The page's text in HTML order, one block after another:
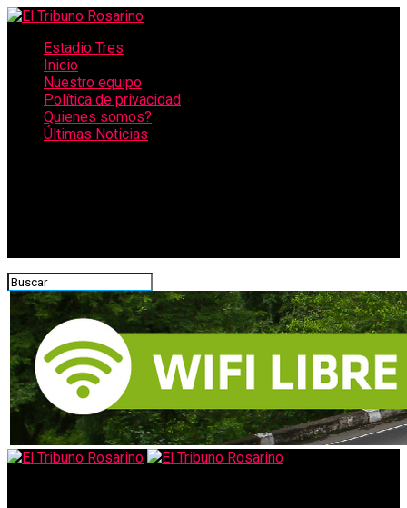
Estadio Tres
Inicio
Nuestro equipo
Política de privacidad
Quienes somos?
Últimas Noticias